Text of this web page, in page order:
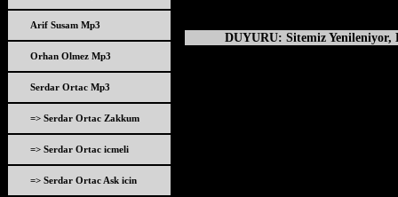
Arif Susam Mp3
Orhan Olmez Mp3
Serdar Ortac Mp3
=> Serdar Ortac Zakkum
=> Serdar Ortac icmeli
=> Serdar Ortac Ask icin
DUYURU: Sitemiz Yenileniyor,